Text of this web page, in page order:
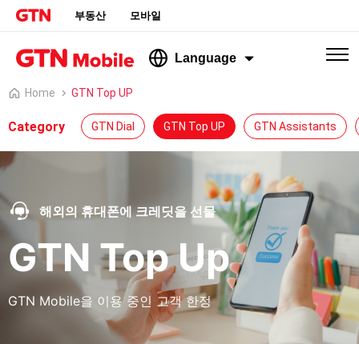
부동산 모바일
Language
Home GTN Top UP
Category GTN Dial GTN Top UP GTN Assistants
해외의 휴대폰에 크레딧을 선물
GTN Top Up
GTN Mobile을 이용 중인 고객 한정